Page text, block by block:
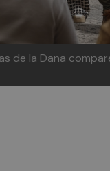
de la Dana